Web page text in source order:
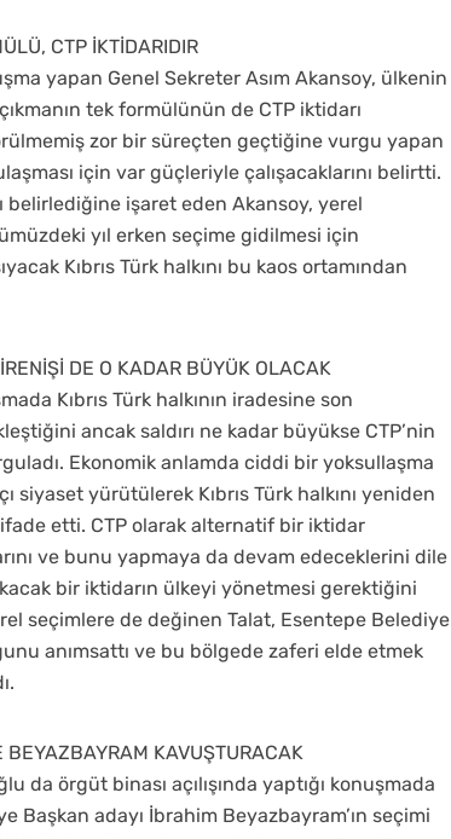
CTP İKTİDARIDIR
yapan Genel Sekreter Asım Akansoy, ülkenin
tek formülünün de CTP iktidarı
zor bir süreçten geçtiğine vurgu yapan
için var güçleriyle çalışacaklarını belirtti.
belirlediğine işaret eden Akansoy, yerel
yıl erken seçime gidilmesi için
Kıbrıs Türk halkını bu kaos ortamından
DE O KADAR BÜYÜK OLACAK
Kıbrıs Türk halkının iradesine son
ancak saldırı ne kadar büyükse CTP’nin
Ekonomik anlamda ciddi bir yoksullaşma
siyaset yürütülerek Kıbrıs Türk halkını yeniden
etti. CTP olarak alternatif bir iktidar
ve bunu yapmaya da devam edeceklerini dile
bir iktidarın ülkeyi yönetmesi gerektiğini
seçimlere de değinen Talat, Esentepe Belediye
anımsattı ve bu bölgede zaferi elde etmek
BEYAZBAYRAM KAVUŞTURACAK
da örgüt binası açılışında yaptığı konuşmada
adayı İbrahim Beyazbayram’ın seçimi